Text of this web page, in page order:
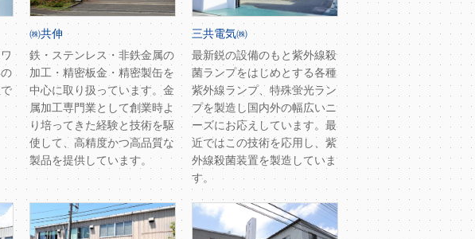
㈱共伸
鉄・ステンレス・非鉄金属の
加工・精密板金・精密製缶を
中心に取り扱っています。金
属加工専門業として創業時よ
り培ってきた経験と技術を駆
使して、高精度かつ高品質な
製品を提供しています。
三共電気㈱
最新鋭の設備のもと紫外線殺
菌ランプをはじめとする各種
紫外線ランプ、特殊蛍光ラン
プを製造し国内外の幅広いニ
ーズにお応えしています。最
近ではこの技術を応用し、紫
外線殺菌装置を製造していま
す。